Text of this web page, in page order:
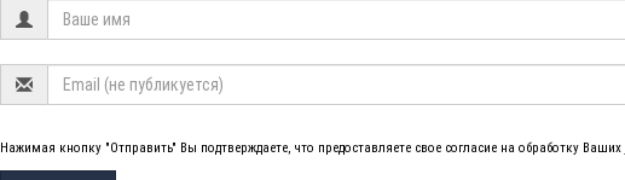
Нажимая кнопку "Отправить" Вы подтверждаете, что предоставляете свое согласие на обработку Ваших